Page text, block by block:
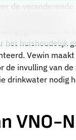
de
KRW-doelen.
dat
huishoudelijk
Vewin
invulling van
drinkwater nodig
VNO-